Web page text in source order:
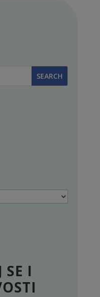
SE I